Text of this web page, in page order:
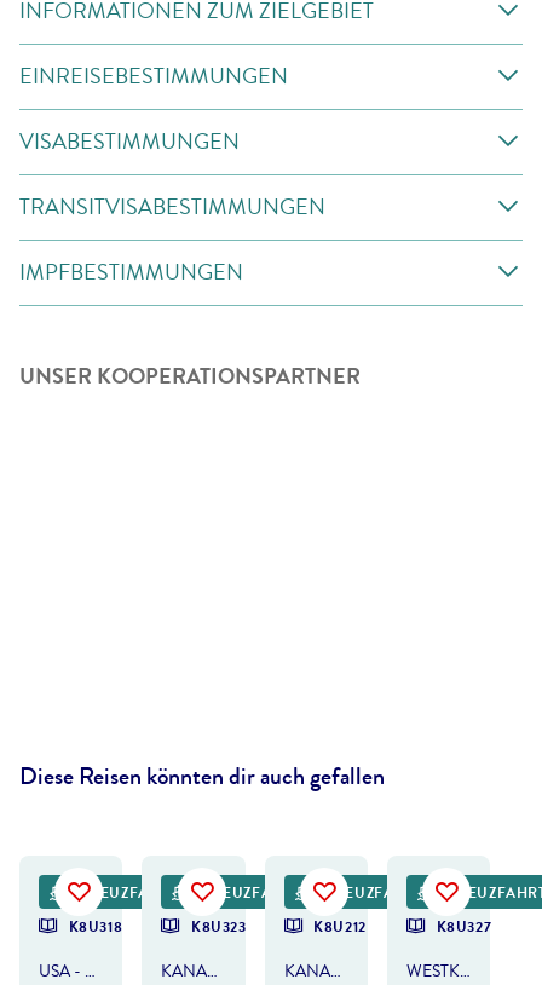
INFORMATIONEN ZUM ZIELGEBIET
EINREISEBESTIMMUNGEN
VISABESTIMMUNGEN
TRANSITVISABESTIMMUNGEN
IMPFBESTIMMUNGEN
UNSER KOOPERATIONSPARTNER
Diese Reisen könnten dir auch gefallen
KREUZFAHRT
K8U318
USA - ALASKA & KANADA
KREUZFAHRT
K8U323
KANADA & ALASKA
KREUZFAHRT
K8U212
KANADA & ALASKA
K8U327
WESTKANADA & ALASKA